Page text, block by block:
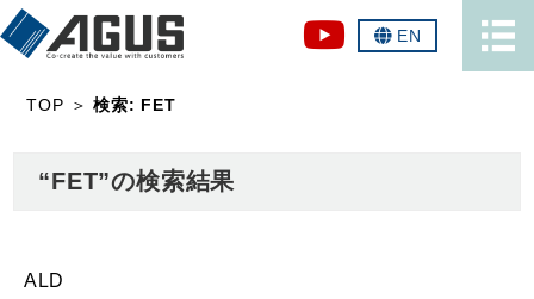
EN
TOP ＞検索: FET
“FET”の検索結果
ALD